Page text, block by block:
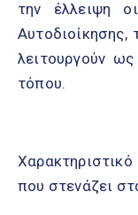
την έλλειψη
Αυτοδιοίκησης,
λειτουργούν
τόπου.
που στενάζει